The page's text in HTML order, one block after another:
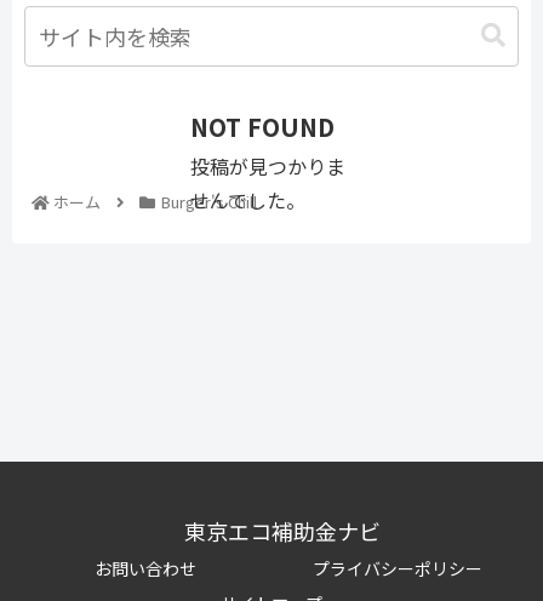
NOT FOUND
投稿が見つかりま
せんでした。
ホーム Burger's Chill
東京エコ補助金ナビ
お問い合わせ
プライバシーポリシー